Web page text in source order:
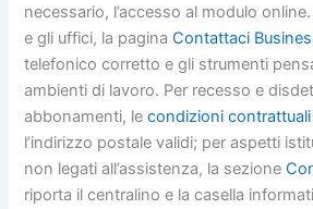
necessario, l’accesso al modulo
e gli uffici, la paginaContattaci
telefonico corretto e gli strumenti
ambienti di lavoro. Per recesso e
abbonamenti, lecondizioni contrattuali
l’indirizzo postale validi; per aspetti
non legati all’assistenza, la sezione
riporta il centralino e la casella